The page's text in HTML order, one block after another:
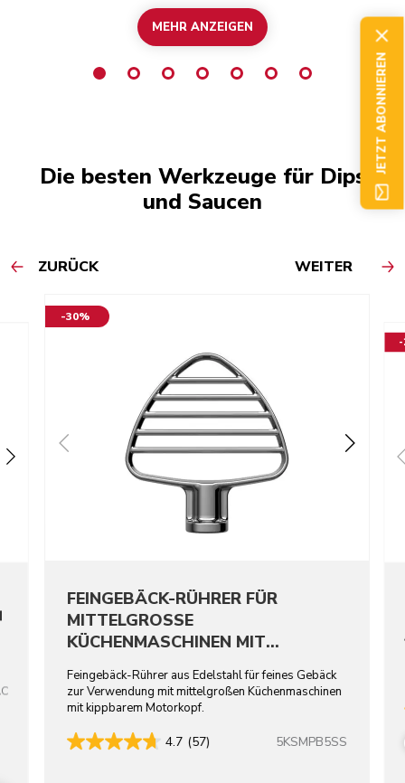
MEHR ANZEIGEN
Die besten Werkzeuge für Dips
und Saucen
ZURÜCK WEITER
-30%
FEINGEBÄCK-RÜHRER FÜR
MITTELGROSSE
KÜCHENMASCHINEN MIT
EDELSTAHL
Feingebäck-Rührer aus Edelstahl für feines Gebäck
zur Verwendung mit mittelgroßen Küchenmaschinen
mit kippbarem Motorkopf.
4.7 (57) 5KSMPB5SS
-
JETZT ABONNIEREN